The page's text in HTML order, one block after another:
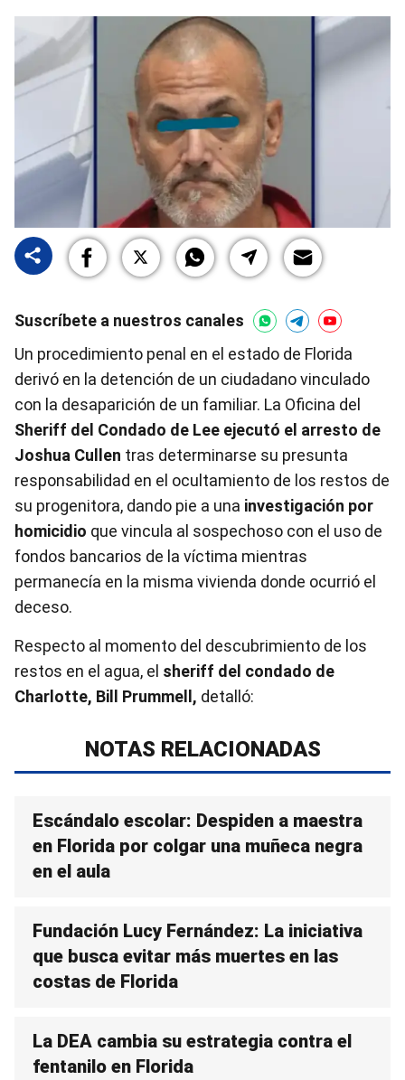
Suscríbete a nuestros canales
Un procedimiento penal en el estado de Florida
derivó en la detención de un ciudadano vinculado
con la desaparición de un familiar. La Oficina del
Sheriff del Condado de Lee ejecutó el arresto de
Joshua Cullen tras determinarse su presunta
responsabilidad en el ocultamiento de los restos de
su progenitora, dando pie a una investigación por
homicidio que vincula al sospechoso con el uso de
fondos bancarios de la víctima mientras
permanecía en la misma vivienda donde ocurrió el
deceso.
Respecto al momento del descubrimiento de los
restos en el agua, el sheriff del condado de
Charlotte, Bill Prummell, detalló:
NOTAS RELACIONADAS
Escándalo escolar: Despiden a maestra
en Florida por colgar una muñeca negra
en el aula
Fundación Lucy Fernández: La iniciativa
que busca evitar más muertes en las
costas de Florida
La DEA cambia su estrategia contra el
fentanilo en Florida